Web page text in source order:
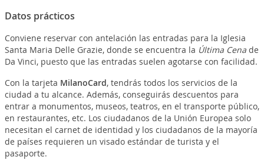
Datos prácticos
Conviene reservar con antelación las entradas para la Iglesia
Santa Maria Delle Grazie, donde se encuentra la Última Cenade
Da Vinci, puesto que las entradas suelen agotarse con facilidad.
Con la tarjeta MilanoCard, tendrás todos los servicios de la
ciudad a tu alcance. Además, conseguirás descuentos para
entrar a monumentos, museos, teatros, en el transporte público,
en restaurantes, etc. Los ciudadanos de la Unión Europea solo
necesitan el carnet de identidad y los ciudadanos de la mayoría
de países requieren un visado estándar de turista y el
pasaporte.